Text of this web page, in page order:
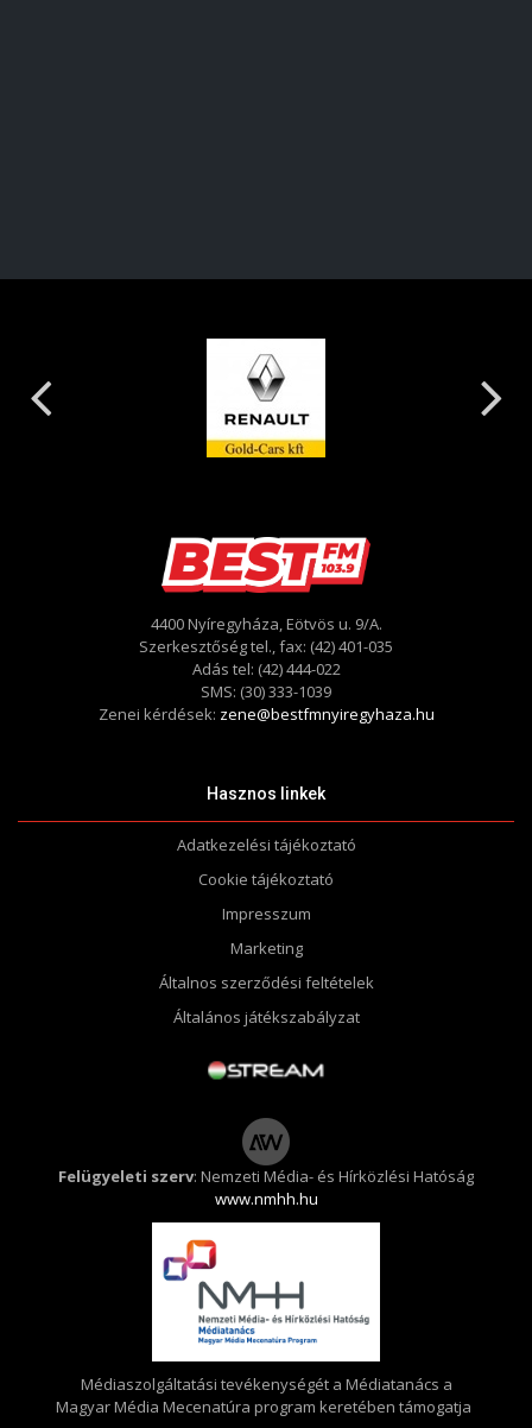
4400 Nyíregyháza, Eötvös u. 9/A.
Szerkesztőség tel., fax: (42) 401-035
Adás tel: (42) 444-022
SMS: (30) 333-1039
Zenei kérdések: zene@bestfmnyiregyhaza.hu
Hasznos linkek
Adatkezelési tájékoztató
Cookie tájékoztató
Impresszum
Marketing
Általnos szerződési feltételek
Általános játékszabályzat
Felügyeleti szerv: Nemzeti Média- és Hírközlési Hatóság
www.nmhh.hu
Médiaszolgáltatási tevékenységét a Médiatanács a
Magyar Média Mecenatúra program keretében támogatja